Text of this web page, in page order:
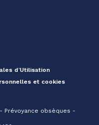
d’Utilisation
et cookies
Prévoyance obsèques -